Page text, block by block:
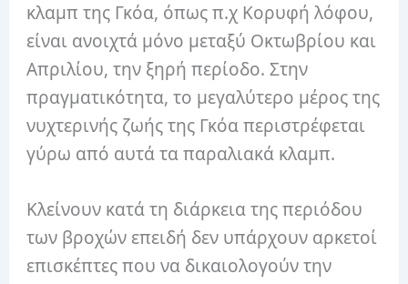
κλαμπ της Γκόα, όπως π.χ Κορυφή λόφου,
είναι ανοιχτά μόνο μεταξύ Οκτωβρίου και
Απριλίου, την ξηρή περίοδο. Στην
πραγματικότητα, το μεγαλύτερο μέρος της
νυχτερινής ζωής της Γκόα περιστρέφεται
γύρω από αυτά τα παραλιακά κλαμπ.
Κλείνουν κατά τη διάρκεια της περιόδου
των βροχών επειδή δεν υπάρχουν αρκετοί
επισκέπτες που να δικαιολογούν την